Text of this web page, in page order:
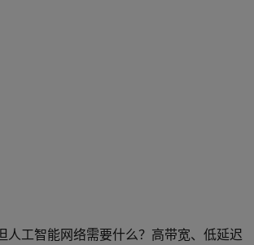
工智能网络需要什么？高带宽、低延迟